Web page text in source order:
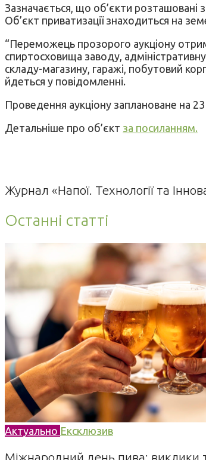
Зазначається, що об’єкти
Об’єкт приватизації знаходиться на
“Переможець прозорого аукціону
спиртосховища заводу,
складу-магазину, гаражі, побутовий
йдеться у повідомленні.
Проведення аукціону заплановане на
Детальніше про об’єкт за посиланням.
Журнал «Напої. Технології та
Останні статті
Актуально Ексклюзив
Міжнародний день пива: виклики